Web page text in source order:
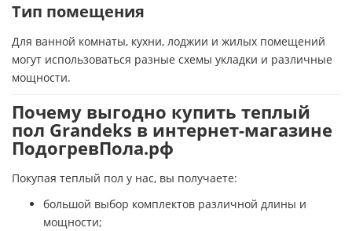
Тип помещения
Для ванной комнаты, кухни, лоджии и жилых помещений
могут использоваться разные схемы укладки и различные
мощности.
Почему выгодно купить теплый
пол Grandeks в интернет-магазине
ПодогревПола.рф
Покупая теплый пол у нас, вы получаете:
большой выбор комплектов различной длины и
мощности;